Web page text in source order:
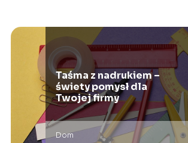
Taśma z nadrukiem –
świety pomysł dla
Twojej firmy
Dom